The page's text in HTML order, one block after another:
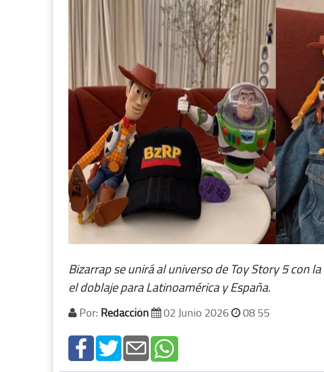
Bizarrap se unirá al universo de Toy Story 5 con
el doblaje para Latinoamérica y España.
Por: Redacción 02 Junio 2026 08 55